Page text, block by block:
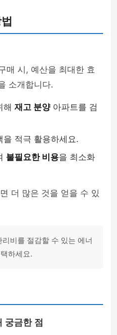
매 시, 예산을 최대한 효
소개합니다.
해 재고 분양아파트를 검
을 적극 활용하세요.
불필요한 비용을 최소화
더 많은 것을 얻을 수 있
비를 절감할 수 있는 에너
하세요.
궁금한 점